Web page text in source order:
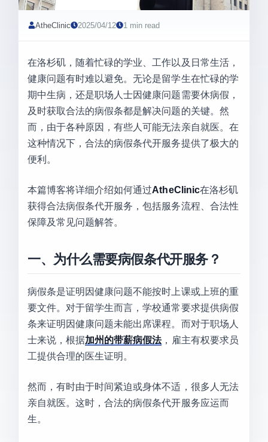
AtheClinic 2025/04/12 1 min read
在洛杉矶，随着忙碌的学业、工作以及日常生活，
健康问题有时难以避免。无论是留学生在忙碌的学
期中生病，还是职场人士因健康问题需要休病假，
及时获取合法的病假条都是解决问题的关键。然
而，由于各种原因，有些人可能无法亲自就医。在
这种情况下，合法的病假条代开服务提供了极大的
便利。
本篇博客将详细介绍如何通过AtheClinic在洛杉矶
获得合法病假条代开服务，包括服务流程、合法性
保障及常见问题解答。
一、为什么需要病假条代开服务？
病假条是证明因健康问题不能按时上课或上班的重
要文件。对于留学生而言，学校通常要求提供病假
条来证明因健康问题未能出席课程。而对于职场人
士来说，根据加州的带薪病假法 ，雇主有权要求员
工提供合理的医生证明。
然而，有时由于时间紧迫或身体不适，很多人无法
亲自就医。这时，合法的病假条代开服务应运而
生。